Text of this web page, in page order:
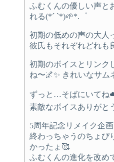
ふむくんの優しい声と
れる(*´ `*)🌱*.゜
初期の低めの声の大人
彼氏もそれぞれどれも
初期のボイスとリン
ね〜🌌✨ きれいなサ
ずっと…そばにいて
素敵なボイスありがと
5周年記念リメイク企
終わっちゃうのちょぴ
かったょ🥰
ふむくんの進化を改め